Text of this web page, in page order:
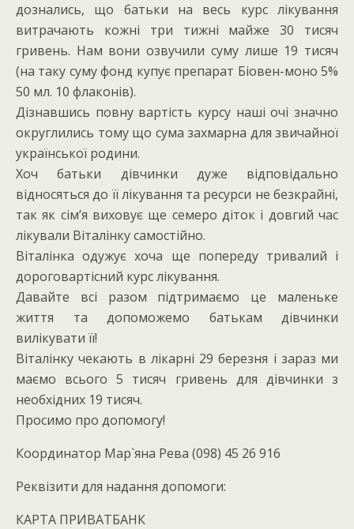
дознались, що батьки на весь курс лікування
витрачають кожні три тижні майже 30 тисяч
гривень. Нам вони озвучили суму лише 19 тисяч
(на таку суму фонд купує препарат Біовен-моно 5%
50 мл. 10 флаконів).
Дізнавшись повну вартість курсу наші очі значно
округлились тому що сума захмарна для звичайної
української родини.
Хоч батьки дівчинки дуже відповідально
відносяться до її лікування та ресурси не безкрайні,
так як сім’я виховує ще семеро діток і довгий час
лікували Віталінку самостійно.
Віталінка одужує хоча ще попереду тривалий і
дороговартісний курс лікування.
Давайте всі разом підтримаємо це маленьке
життя та допоможемо батькам дівчинки
вилікувати її!
Віталінку чекають в лікарні 29 березня і зараз ми
маємо всього 5 тисяч гривень для дівчинки з
необхідних 19 тисяч.
Просимо про допомогу!
Координатор Мар`яна Рева (098) 45 26 916
Реквізити для надання допомоги:
КАРТА ПРИВАТБАНК